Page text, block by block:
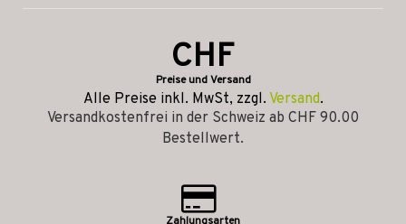
CHF
Preise und Versand
Alle Preise inkl. MwSt, zzgl. Versand.
Versandkostenfrei in der Schweiz ab CHF 90.00
Bestellwert.